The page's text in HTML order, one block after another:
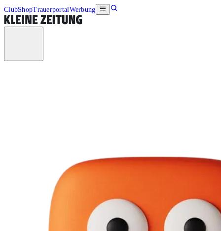
ClubShopTrauerportalWerbung